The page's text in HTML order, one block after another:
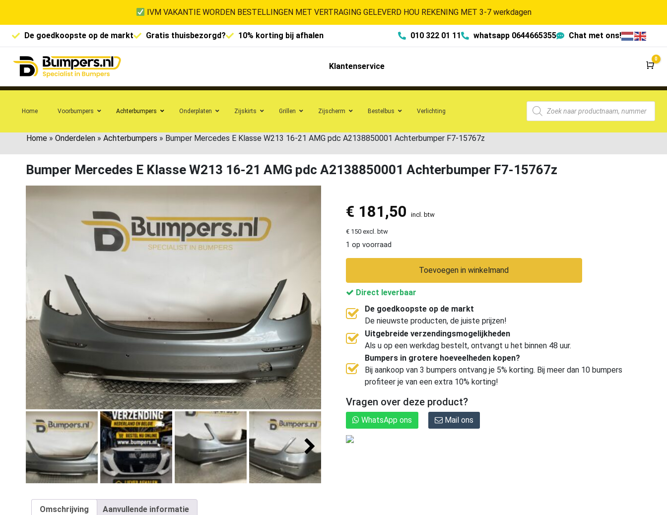
IVM VAKANTIE WORDEN BESTELLINGEN MET VERTRAGING GELEVERD HOU REKENING MET 3-7 werkdagen
De goedkoopste op de markt Gratis thuisbezorgd? 10% korting bij afhalen 010 322 01 11 whatsapp 0644665355 Chat met ons!
Klantenservice
0
Home Voorbumpers Achterbumpers Onderplaten Zijskirts Grillen Zijscherm Bestelbus Verlichting
Home » Onderdelen » Achterbumpers » Bumper Mercedes E Klasse W213 16-21 AMG pdc A2138850001 Achterbumper F7-15767z
Bumper Mercedes E Klasse W213 16-21 AMG pdc A2138850001 Achterbumper F7-15767z
€ 181,50 incl. btw
€ 150 excl. btw
1 op voorraad
Toevoegen in winkelmand
Direct leverbaar
De goedkoopste op de markt
De nieuwste producten, de juiste prijzen!
Uitgebreide verzendingsmogelijkheden
Als u op een werkdag bestelt, ontvangt u het binnen 48 uur.
Bumpers in grotere hoeveelheden kopen?
Bij aankoop van 3 bumpers ontvang je 5% korting. Bij meer dan 10 bumpers
profiteer je van een extra 10% korting!
Vragen over deze product?
WhatsApp ons Mail ons
Omschrijving Aanvullende informatie